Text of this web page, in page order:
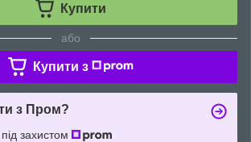
Купити
або
Купити з
з Пром?
захистом